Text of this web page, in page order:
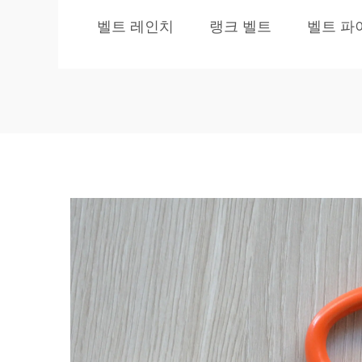
벨트 레인치 랭크 벨트 벨트 파